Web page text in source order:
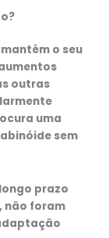
mantém o seu
outras
uma
sem
prazo
não foram